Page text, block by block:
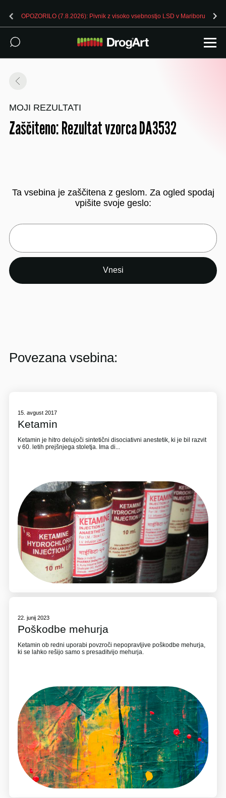
OPOZORILO (7.8.2026): Pivnik z visoko vsebnostjo LSD v Mariboru
MOJI REZULTATI
Zaščiteno: Rezultat vzorca DA3532
Ta vsebina je zaščitena z geslom. Za ogled spodaj
vpišite svoje geslo:
Povezana vsebina:
15. avgust 2017
Ketamin
Ketamin je hitro delujoči sintetični disociativni anestetik, ki je bil razvit
v 60. letih prejšnjega stoletja. Ima di...
22. junij 2023
Poškodbe mehurja
Ketamin ob redni uporabi povzroči nepopravljive poškodbe mehurja,
ki se lahko rešijo samo s presaditvijo mehurja.